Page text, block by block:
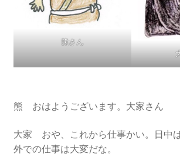
2016.3 .13 第5回原発ゼロへのカウン
き 集会
2017.3.12 第6回原発ゼロへのカウ
き 集会
さき集会
2019.3.10 第8回 原発ゼロへのカウ
熊さん
熊 おはようございます。大家さん
大家 おや、これから仕事かい。日中は
外での仕事は大変だな。